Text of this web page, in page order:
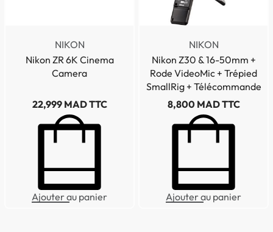
NIKON
Nikon ZR 6K Cinema
Camera
22,999 MAD TTC
Ajouter au panier
NIKON
Nikon Z30 & 16-50mm +
Rode VideoMic + Trépied
SmallRig + Télécommande
ML-l7
8,800 MAD TTC
Ajouter au panier